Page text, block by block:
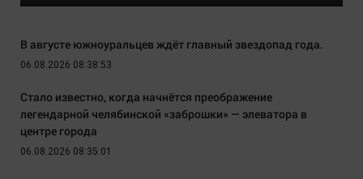
В августе южноуральцев ждёт главный звездопад года.
06.08.2026 08:38:53
Стало известно, когда начнётся преображение
легендарной челябинской «заброшки» — элеватора в
центре города
06.08.2026 08:35:01